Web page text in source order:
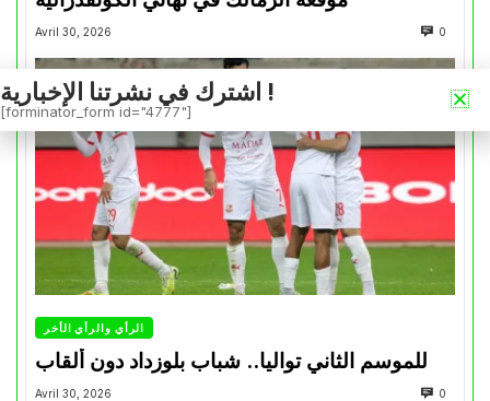
Avril 30, 2026 0
الرأي والرأي الأخر
للموسم الثاني تواليا.. شباب بلوزداد دون ألقاب
Avril 30, 2026 0
اشترك في نشرتنا الإخبارية !
[forminator_form id="4777"]